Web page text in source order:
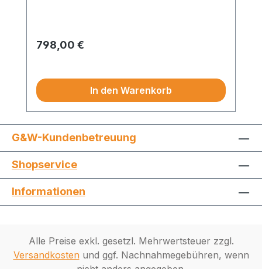
Regulärer Preis:
798,00 €
In den Warenkorb
G&W-Kundenbetreuung
Shopservice
Informationen
Alle Preise exkl. gesetzl. Mehrwertsteuer zzgl.
Versandkostenund ggf. Nachnahmegebühren, wenn